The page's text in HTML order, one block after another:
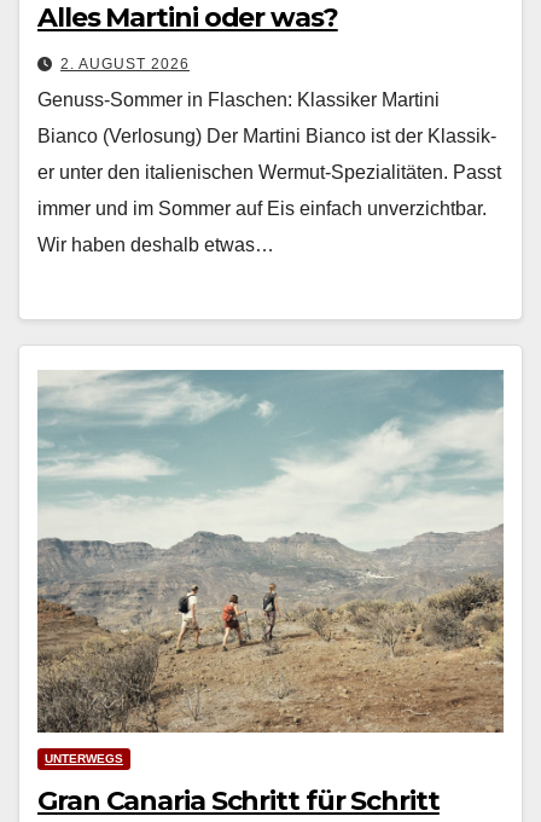
Alles Martini oder was?
2. AUGUST 2026
Genuss-Sommer in Flaschen: Klassiker Martini
Bianco (Verlosung) Der Mar­ti­ni Bian­co ist der Klas­sik­
er unter den ital­ienis­chen Wer­mut-Spezial­itäten. Passt
immer und im Som­mer auf Eis ein­fach unverzicht­bar.
Wir haben deshalb etwas…
UNTERWEGS
Gran Canaria Schritt für Schritt